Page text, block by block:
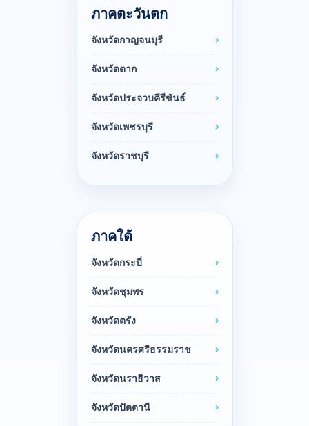
ภาคตะวันตก
จังหวัดกาญจนบุรี
จังหวัดตาก
จังหวัดประจวบคีรีขันธ์
จังหวัดเพชรบุรี
จังหวัดราชบุรี
ภาคใต้
จังหวัดกระบี่
จังหวัดชุมพร
จังหวัดตรัง
จังหวัดนครศรีธรรมราช
จังหวัดนราธิวาส
จังหวัดปัตตานี